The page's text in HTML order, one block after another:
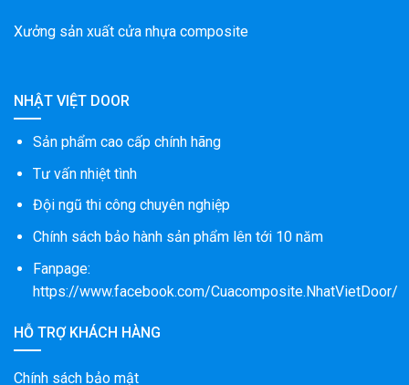
Xưởng sản xuất cửa nhựa composite
NHẬT VIỆT DOOR
Sản phẩm cao cấp chính hãng
Tư vấn nhiệt tình
Đội ngũ thi công chuyên nghiệp
Chính sách bảo hành sản phẩm lên tới 10 năm
Fanpage:
https://www.facebook.com/Cuacomposite.NhatVietDoor/
HỖ TRỢ KHÁCH HÀNG
Chính sách bảo mật